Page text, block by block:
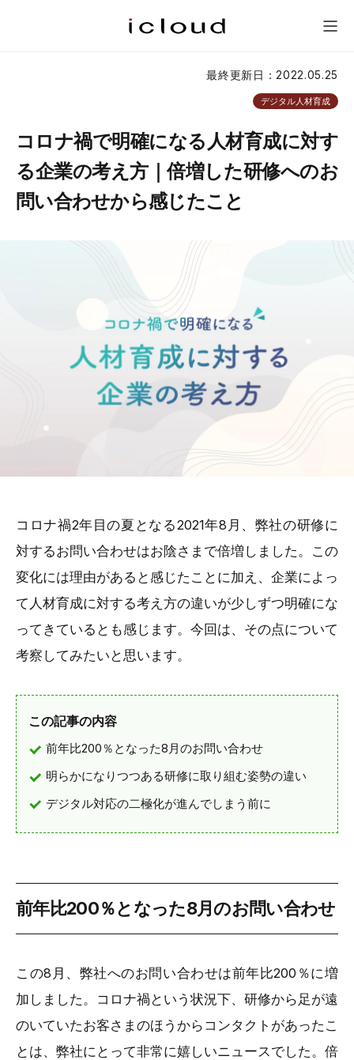
最終更新日：2022.05.25
デジタル人材育成
コロナ禍で明確になる人材育成に対す
る企業の考え方｜倍増した研修へのお
問い合わせから感じたこと
コロナ禍2年目の夏となる2021年8月、弊社の研修に
対するお問い合わせはお陰さまで倍増しました。この
変化には理由があると感じたことに加え、企業によっ
て人材育成に対する考え方の違いが少しずつ明確にな
ってきているとも感じます。今回は、その点について
考察してみたいと思います。
この記事の内容
前年比200％となった8月のお問い合わせ
明らかになりつつある研修に取り組む姿勢の違い
デジタル対応の二極化が進んでしまう前に
前年比200％となった8月のお問い合わせ
この8月、弊社へのお問い合わせは前年比200％に増
加しました。コロナ禍という状況下、研修から足が遠
のいていたお客さまのほうからコンタクトがあったこ
とは、弊社にとって非常に嬉しいニュースでした。倍
新人研修 会社概要 問い合わせ メニュー